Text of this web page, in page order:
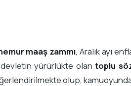
maaş zammı, Aralık ayı
yürürlükte olantoplu
olup,